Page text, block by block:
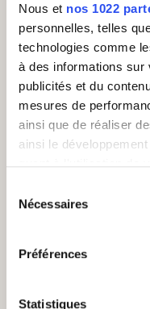
Nous et nos 1022
personnelles, telles
technologies comme
à des informations sur
publicités et du
mesures de
ainsi que de réaliser
ainsi le
tout moment en
cookies ou en
Si vous le permettez,
géographique qui
Nécessaires
Préférences
Statistiques
des défis,
à distance, de
garantie de la
les clients. Les
place des
solides, des
des protocoles
assurer le
environnement
STRATÉGIE
Dans d'autres